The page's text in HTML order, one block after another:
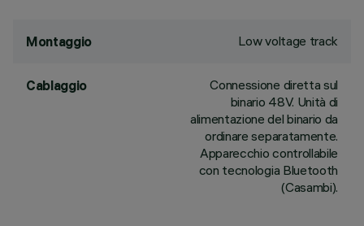
Montaggio Low voltage track
Cablaggio
Connessione diretta sul
binario 48V. Unità di
alimentazione del binario da
ordinare separatamente.
Apparecchio controllabile
con tecnologia Bluetooth
(Casambi).